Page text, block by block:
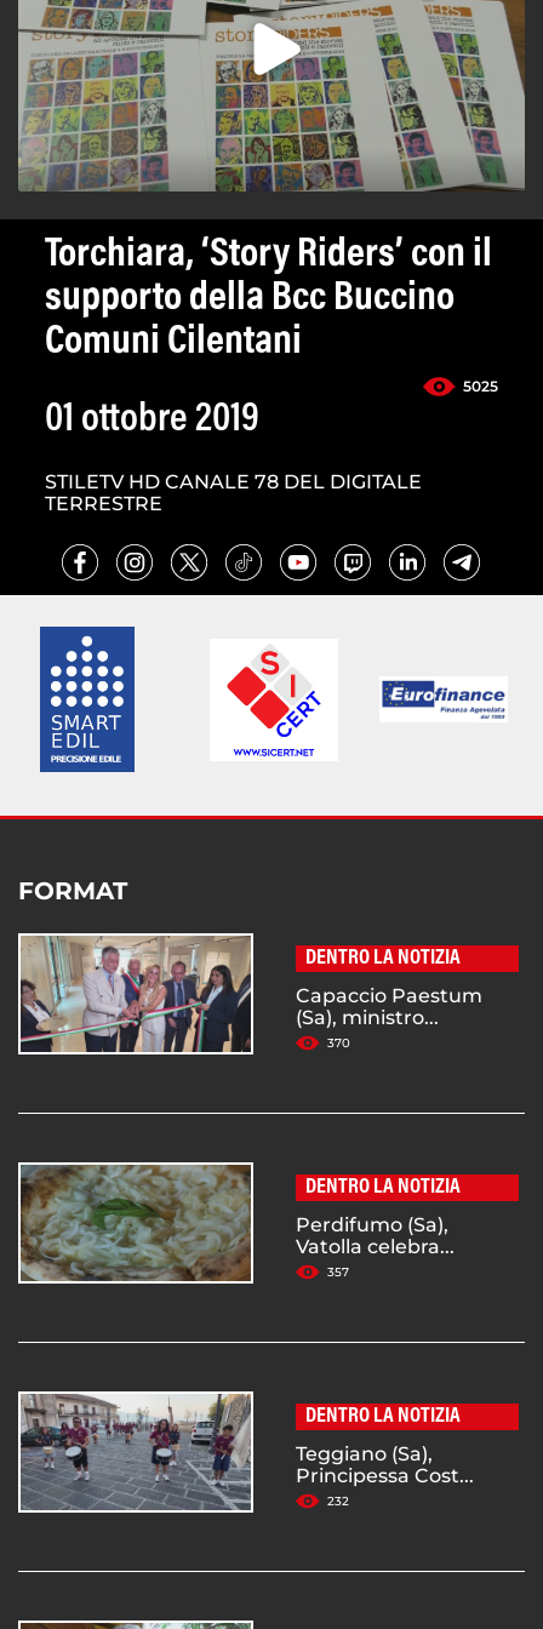
Torchiara, ‘Story Riders’ con il
supporto della Bcc Buccino
Comuni Cilentani
5025
01 ottobre 2019
STILETV HD CANALE 78 DEL DIGITALE
TERRESTRE
FORMAT
DENTRO LA NOTIZIA
Capaccio Paestum
(Sa), ministro...
370
DENTRO LA NOTIZIA
Perdifumo (Sa),
Vatolla celebra...
357
DENTRO LA NOTIZIA
Teggiano (Sa),
Principessa Cost...
232